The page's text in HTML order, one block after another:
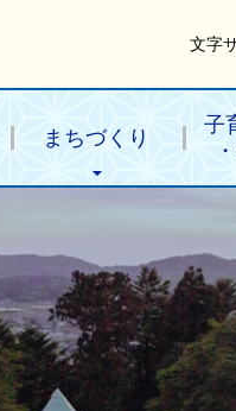
文字
まちづくり
子